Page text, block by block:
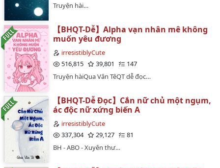
Truyện hài…
【BHQT-Dễ】Alpha vạn nhân mê không
muốn yêu đương
irresistiblyCute
516,815
39,801
147
Truyện hàiQua Vân TêQT dễ đọc…
【BHQT-Dễ Đọc】Cắn nữ chủ một ngụm,
ác độc nữ xứng biến A
irresistiblyCute
337,304
29,127
81
BH - ABO - Xuyên thư…